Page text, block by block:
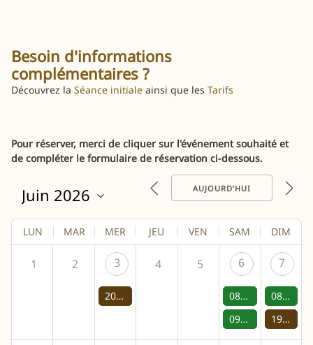
Besoin d'informations
complémentaires ?
Découvrez la Séance initiale ainsi que les Tarifs
Pour réserver, merci de cliquer sur l'événement souhaité et
de compléter le formulaire de réservation ci-dessous.
AUJOURD’HUI
LUN MAR MER JEU VEN SAM DIM
1 2 3
20:00 -
4 5 6
08:30 -
Exercices
09:30 -
Exercices
7
08:30 -
19:00 -